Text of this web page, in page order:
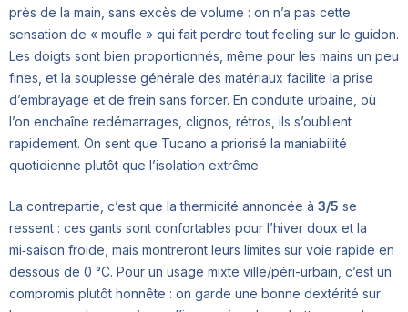
près de la main, sans excès de volume : on n’a pas cette
sensation de « moufle » qui fait perdre tout feeling sur le guidon.
Les doigts sont bien proportionnés, même pour les mains un peu
fines, et la souplesse générale des matériaux facilite la prise
d’embrayage et de frein sans forcer. En conduite urbaine, où
l’on enchaîne redémarrages, clignos, rétros, ils s’oublient
rapidement. On sent que Tucano a priorisé la maniabilité
quotidienne plutôt que l’isolation extrême.
La contrepartie, c’est que la thermicité annoncée à 3/5 se
ressent : ces gants sont confortables pour l’hiver doux et la
mi‑saison froide, mais montreront leurs limites sur voie rapide en
dessous de 0 °C. Pour un usage mixte ville/péri-urbain, c’est un
compromis plutôt honnête : on garde une bonne dextérité sur